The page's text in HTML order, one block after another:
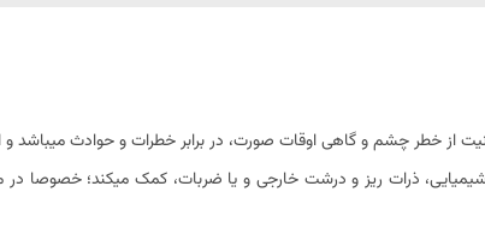
خطر چشم و گاهی اوقات صورت، در برابر خطرات و حوادث میباشد و از
شیمیایی، ذرات ریز و درشت خارجی و یا ضربات، کمک میکند؛ خصوصا